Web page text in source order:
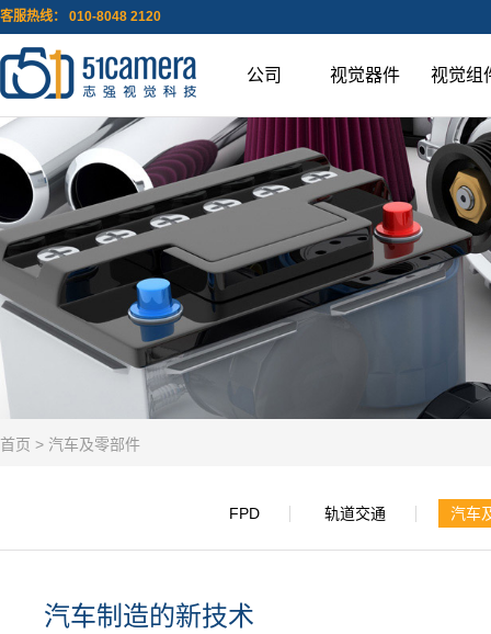
客服热线： 010-8048 2120
公司 视觉器件 视觉组
首页 > 汽车及零部件
FPD 轨道交通 汽车
汽车制造的新技术